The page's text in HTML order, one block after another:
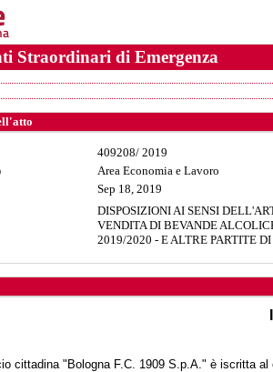
Straordinari di Emergenza
409208/ 2019
Area Economia e Lavoro
Sep 18, 2019
DISPOSIZIONI AI SENSI
VENDITA DI BEVANDE
2019/2020 - E ALTRE PARTITE
cittadina "Bologna F.C. 1909 S.p.A." è iscritta